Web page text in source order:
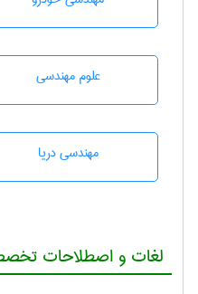
علوم مهندسی
مهندسی دریا
لغات و اصطلاحات